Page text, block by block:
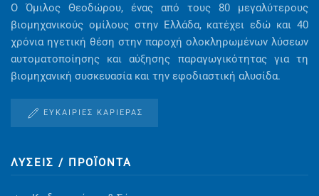
Ο Όμιλος Θεοδώρου, ένας από τους 80 μεγαλύτερους
βιομηχανικούς ομίλους στην Ελλάδα, κατέχει εδώ και 40
χρόνια ηγετική θέση στην παροχή ολοκληρωμένων λύσεων
αυτοματοποίησης και αύξησης παραγωγικότητας για τη
βιομηχανική συσκευασία και την εφοδιαστική αλυσίδα.
ΕΥΚΑΙΡΊΕΣ ΚΑΡΙΈΡΑΣ
ΛΎΣΕΙΣ / ΠΡΟΪΌΝΤΑ